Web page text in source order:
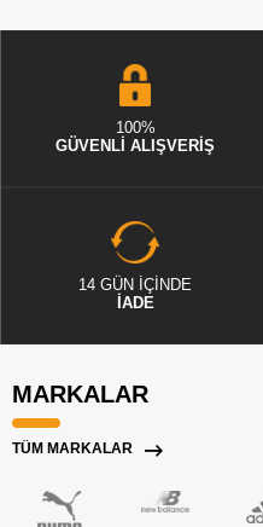
100%
GÜVENLİ ALIŞVERİŞ
14 GÜN İÇİNDE
İADE
MARKALAR
TÜM MARKALAR